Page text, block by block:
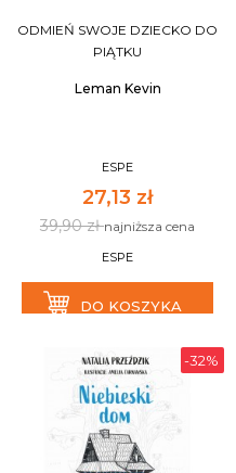
ODMIEŃ SWOJE DZIECKO DO
PIĄTKU
Leman Kevin
ESPE
27,13 zł
39,90 złnajniższa cena
ESPE
DO KOSZYKA
-32%